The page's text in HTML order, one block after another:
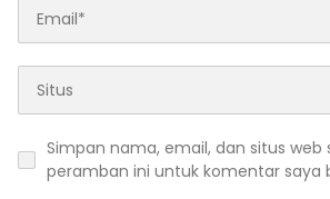
Simpan nama, email, dan situs web
peramban ini untuk komentar saya